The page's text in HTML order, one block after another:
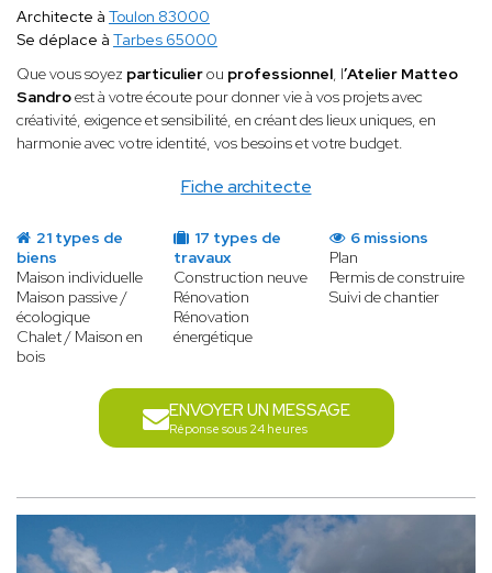
Fiche architecte
Architecte à Toulon 83000
Se déplace à Tarbes 65000
Que vous soyez particulierou professionnel, l’Atelier Matteo
Sandroest à votre écoute pour donner vie à vos projets avec
créativité, exigence et sensibilité, en créant des lieux uniques, en
harmonie avec votre identité, vos besoins et votre budget.
21 types de
biens
Maison individuelle
Maison passive /
écologique
Chalet / Maison en
bois
17 types de
travaux
Construction neuve
Rénovation
Rénovation
énergétique
6 missions
Plan
Permis de construire
Suivi de chantier
ENVOYER UN MESSAGE
Réponse sous 24 heures